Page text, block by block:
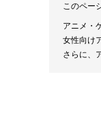
このペー
アニメ・
女性向け
さらに、